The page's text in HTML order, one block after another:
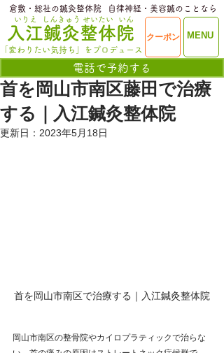
ME
​入江鍼灸整体院
いりえ
MENU
クーポン
電話で予約する
せいたい
しんきゅう いん
「変わりたい気持ち」をプロデュース
​倉敷・総社の鍼灸整体院 ​自律神経・美容鍼のことなら
首を岡山市南区藤田で治療
する｜入江鍼灸整体院
更新日： 2023年5月18日
首を岡山市南区で治療する｜入江鍼灸整体院
岡山市南区の整骨院やカイロプラティックで治らな